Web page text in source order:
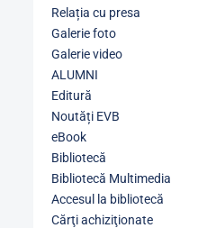
Relația cu presa
Galerie foto
Galerie video
ALUMNI
Editură
Noutăți EVB
eBook
Bibliotecă
Bibliotecă Multimedia
Accesul la bibliotecă
Cărţi achiziţionate